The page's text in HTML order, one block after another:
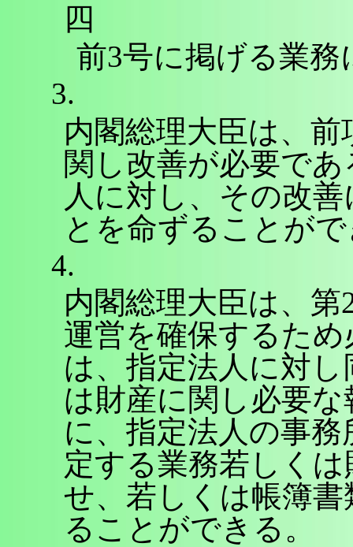
四
前3号に掲げる業務
3.
内閣総理大臣は、
関し改善が必要で
人に対し、その改
とを命ずることが
4.
内閣総理大臣は、
運営を確保するた
は、指定法人に対
は財産に関し必要
に、指定法人の事
定する業務若しく
せ、若しくは帳簿
ることができる。